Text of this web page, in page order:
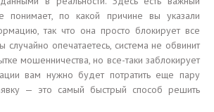
понимает, по какой причине вы указали
так что она просто блокирует все
случайно опечатаетесь, система не обвинит
мошенничества, но все-таки заблокирует
вам нужно будет потратить еще пару
— это самый быстрый способ решить